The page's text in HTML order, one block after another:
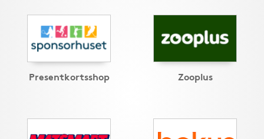
Presentkortsshop Zooplus